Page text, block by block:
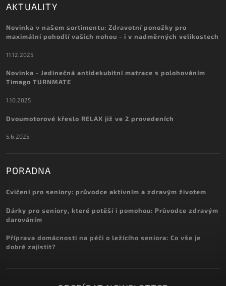
AKTUALITY
Novinka v našem sortimentu: Zdravotní ponožky pro
maximální pohodlí vašich nohou - i v nadměrných velikostech
11.12.2025
Novinka - Jedinečná antidekubitní matrace s polohováním
Timago TURNMATE
1.10.2025
Dvoumotorové křeslo RELAX již ve 2 provedeních
5.6.2025
PORADNA
Cvičení pro seniory: průvodce aktivním a zdravým životem
Dárky pro seniory, které potěší i pomohou: Průvodce zdravým
darováním
Příprava domácnosti na péči o ležícího seniora: Co vše je
dobré zajistit?